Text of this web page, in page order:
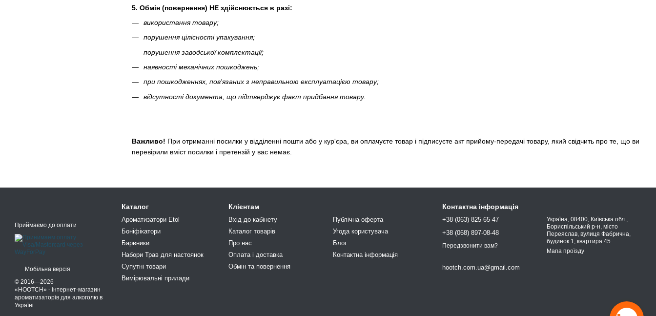
5. Обмін (повернення) НЕ здійснюється в разі:
використання товару;
порушення цілісності упакування;
порушення заводської комплектації;
наявності механічних пошкоджень;
при пошкодженнях, пов'язаних з неправильною експлуатацією товару;
відсутності документа, що підтверджує факт придбання товару.
Важливо! При отриманні посилки у відділенні пошти або у кур'єра, ви оплачуєте товар і підписуєте акт прийому-передачі товару, який свідчить про те, що ви
перевірили вміст посилки і претензій у вас немає.
Приймаємо до оплати
Мобільна версія
© 2016—2026
«HOOTCH» - інтернет-магазин
ароматизаторів для алкоголю в
Україні
Каталог
Ароматизатори Etol
Боніфікатори
Барвники
Набори Трав для настоянок
Супутні товари
Вимірювальні прилади
Клієнтам
Вхід до кабінету
Каталог товарів
Про нас
Оплата і доставка
Обмін та повернення
Публічна оферта
Угода користувача
Блог
Контактна інформація
Контактна інформація
+38 (063) 825-65-47
+38 (068) 897-08-48
Передзвонити вам?
hootch.com.ua@gmail.com
Україна, 08400, Київська обл.,
Бориспільський р-н, місто
Переяслав, вулиця Фабрична,
будинок 1, квартира 45
Мапа проїзду